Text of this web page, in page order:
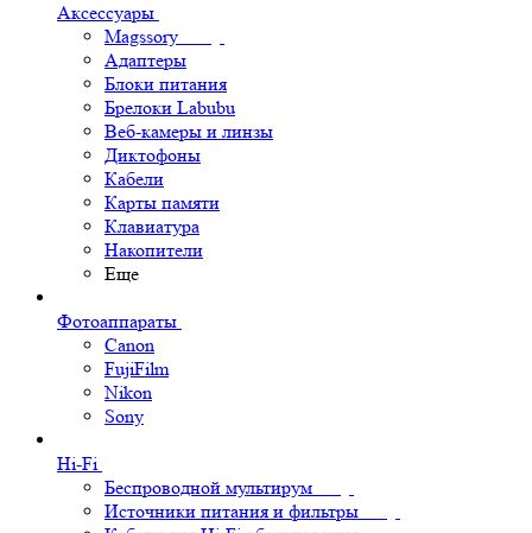
Аксессуары
Magssory
Адаптеры
Блоки питания
Брелоки Labubu
Веб-камеры и линзы
Диктофоны
Кабели
Карты памяти
Клавиатура
Накопители
Еще
Фотоаппараты
Canon
FujiFilm
Nikon
Sony
Hi-Fi
Беспроводной мультирум
Источники питания и фильтры